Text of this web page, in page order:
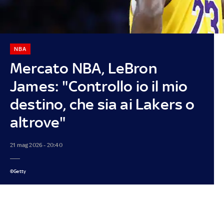
Mercato NBA, LeBron
James: "Controllo io il mio
destino, che sia ai Lakers o
altrove"
NBA
21 mag 2026 - 20:40
©Getty